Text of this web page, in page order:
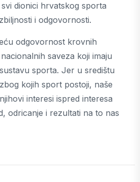
dionici hrvatskog sporta
i odgovornosti.
odgovornost krovnih
saveza koji imaju
sporta. Jer u središtu
kojih sport postoji, naše
interesi ispred interesa
odricanje i rezultati na to nas